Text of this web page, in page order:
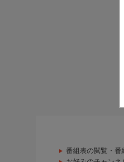
番組表の閲覧・